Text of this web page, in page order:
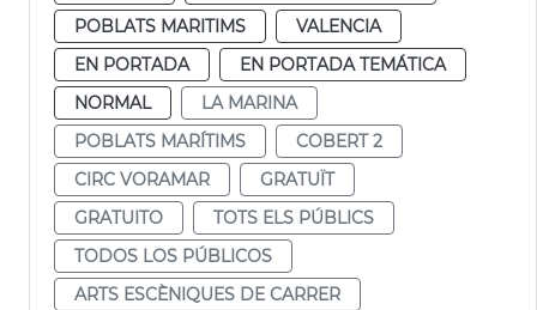
POBLATS MARITIMS
VALENCIA
EN PORTADA
EN PORTADA TEMÁTICA
NORMAL
LA MARINA
POBLATS MARÍTIMS
COBERT 2
CIRC VORAMAR
GRATUÏT
GRATUITO
TOTS ELS PÚBLICS
TODOS LOS PÚBLICOS
ARTS ESCÈNIQUES DE CARRER